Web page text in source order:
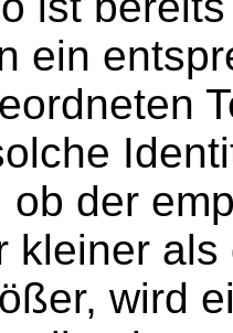
ein
ob der
kleiner
wird